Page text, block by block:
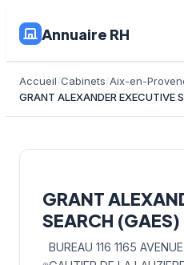
Annuaire RH
Accueil Cabinets Aix-en-
GRANT ALEXANDER EXECUTIVE
GRANT
SEARCH (GAES)
BUREAU 116 1165